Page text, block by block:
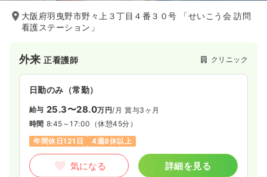
大阪府羽曳野市野々上３丁目４番３０号 「せいこう会 訪問
看護ステーション」
外来正看護師 クリニック
日勤のみ（常勤）
給与 25.3〜28.0万円/月 賞与3ヶ月
時間 8:45～17:00 （休憩45分）
年間休日121日
4週8休以上
気になる 詳細を見る